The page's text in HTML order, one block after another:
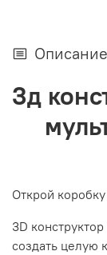
Описание
3д
Открой
3D
создать целую